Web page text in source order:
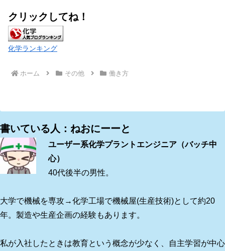
クリックしてね！
化学ランキング
ホーム その他 働き方
書いている人：ねおにーーと
ユーザー系化学プラントエンジニア（バッチ中
心）
40代後半の男性。
大学で機械を専攻→化学工場で機械屋(生産技術)として約20
年。製造や生産企画の経験もあります。
私が入社したときは教育という概念が少なく、自主学習が中心